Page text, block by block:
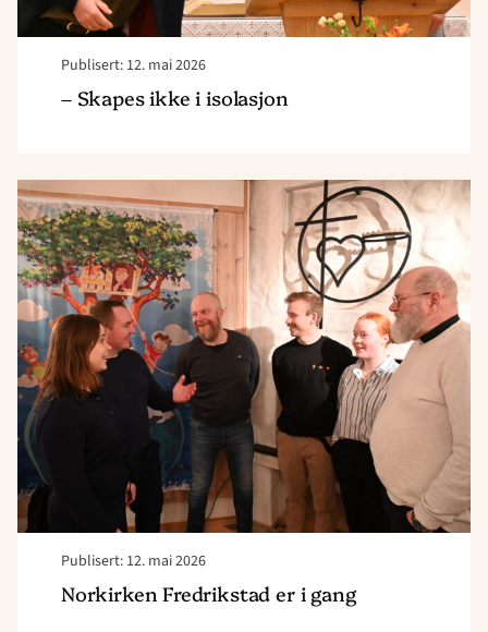
Publisert: 12. mai 2026
– Skapes ikke i isolasjon
Publisert: 12. mai 2026
Norkirken Fredrikstad er i gang
Read
article
"Norkirken
Fredrikstad
er
i
gang"